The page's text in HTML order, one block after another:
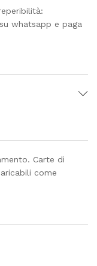
whatsapp e paga
Carte di
come